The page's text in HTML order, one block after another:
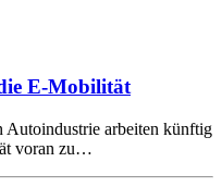
E-Mobilität
Autoindustrie arbeiten künftig
voran zu…